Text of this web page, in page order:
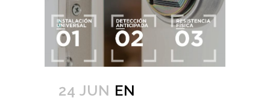
24 JUN EN